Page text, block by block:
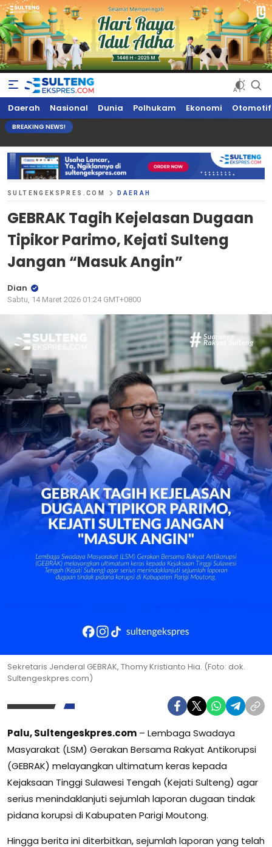
Sultengekspres.com
Berita Seputar Sulteng Hari Ini, Update Terkini, Suaranya Rakyat
Sulteng
Daerah Nasional Dunia Polhukam Ekonomi Otomotif
BREAKING NEWS!
SULTENGEKSPRES.COM DAERAH
GEBRAK Tagih Kejelasan Dugaan
Tipikor Parimo, Kejati Sulteng
Jangan “Masuk Angin”
Dian
Sabtu, 14 Maret 2026 01:24 GMT+0800
Sekretaris Jenderal GEBRAK, Thomy Kristianto Hia. (Foto: dok.
Sultengeskpres.com)
Palu, Sultengeskpres.com – Lembaga Swadaya
Masyarakat (LSM) Gerakan Bersama Rakyat Antikorupsi
(GEBRAK) melayangkan ultimatum keras kepada
Kejaksaan Tinggi Sulawesi Tengah (Kejati Sulteng) agar
serius menindaklanjuti sejumlah laporan dugaan tindak
pidana korupsi di Kabupaten Parigi Moutong.
Hingga berita ini diterbitkan, sejumlah laporan yang telah